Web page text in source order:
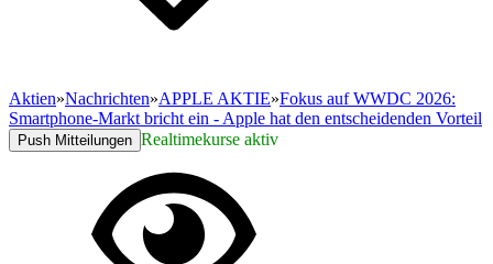
Aktien»Nachrichten»APPLE AKTIE»Fokus auf WWDC 2026:
Smartphone-Markt bricht ein - Apple hat den entscheidenden Vorteil
Push Mitteilungen Realtimekurse aktiv